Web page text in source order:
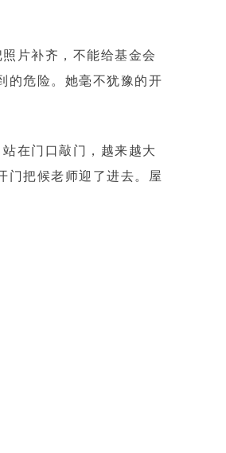
片补齐，不能给基金会
的危险。她毫不犹豫的开
在门口敲门，越来越大
门把候老师迎了进去。屋